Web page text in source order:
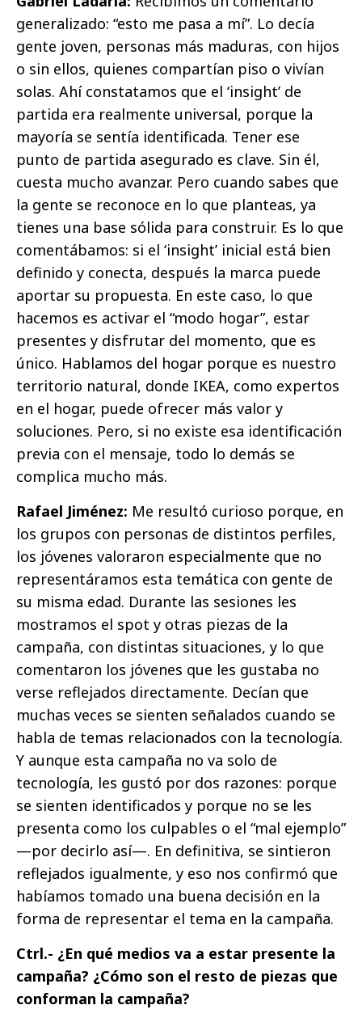
generalizado: “esto me pasa a mí”. Lo decía
gente joven, personas más maduras, con hijos
o sin ellos, quienes compartían piso o vivían
solas. Ahí constatamos que el ‘insight’ de
partida era realmente universal, porque la
mayoría se sentía identificada. Tener ese
punto de partida asegurado es clave. Sin él,
cuesta mucho avanzar. Pero cuando sabes que
la gente se reconoce en lo que planteas, ya
tienes una base sólida para construir. Es lo que
comentábamos: si el ‘insight’ inicial está bien
definido y conecta, después la marca puede
aportar su propuesta. En este caso, lo que
hacemos es activar el “modo hogar”, estar
presentes y disfrutar del momento, que es
único. Hablamos del hogar porque es nuestro
territorio natural, donde IKEA, como expertos
en el hogar, puede ofrecer más valor y
soluciones. Pero, si no existe esa identificación
previa con el mensaje, todo lo demás se
complica mucho más.
Rafael Jiménez: Me resultó curioso porque, en
los grupos con personas de distintos perfiles,
los jóvenes valoraron especialmente que no
representáramos esta temática con gente de
su misma edad. Durante las sesiones les
mostramos el spot y otras piezas de la
campaña, con distintas situaciones, y lo que
comentaron los jóvenes que les gustaba no
verse reflejados directamente. Decían que
muchas veces se sienten señalados cuando se
habla de temas relacionados con la tecnología.
Y aunque esta campaña no va solo de
tecnología, les gustó por dos razones: porque
se sienten identificados y porque no se les
presenta como los culpables o el “mal ejemplo”
—por decirlo así—. En definitiva, se sintieron
reflejados igualmente, y eso nos confirmó que
habíamos tomado una buena decisión en la
forma de representar el tema en la campaña.
Ctrl.- ¿En qué medios va a estar presente la
campaña? ¿Cómo son el resto de piezas que
conforman la campaña?